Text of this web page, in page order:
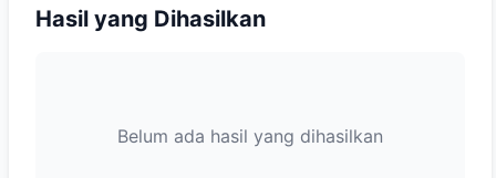
Hasil yang Dihasilkan
Belum ada hasil yang dihasilkan